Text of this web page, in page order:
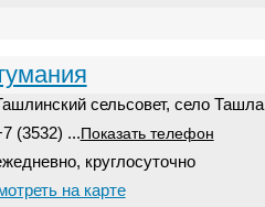
сельсовет, село Ташла
(3532) ... Показать телефон
круглосуточно
на карте